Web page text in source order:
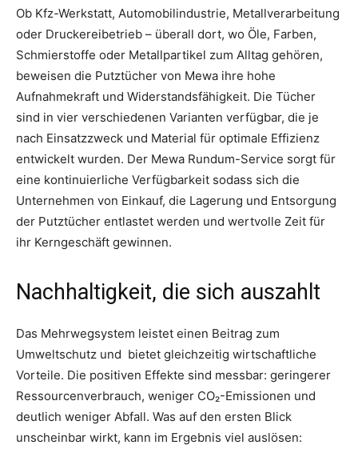
Ob Kfz-Werkstatt, Automobilindustrie, Metallverarbeitung
oder Druckereibetrieb – überall dort, wo Öle, Farben,
Schmierstoffe oder Metallpartikel zum Alltag gehören,
beweisen die Putztücher von Mewa ihre hohe
Aufnahmekraft und Widerstandsfähigkeit. Die Tücher
sind in vier verschiedenen Varianten verfügbar, die je
nach Einsatzzweck und Material für optimale Effizienz
entwickelt wurden. Der Mewa Rundum-Service sorgt für
eine kontinuierliche Verfügbarkeit sodass sich die
Unternehmen von Einkauf, die Lagerung und Entsorgung
der Putztücher entlastet werden und wertvolle Zeit für
ihr Kerngeschäft gewinnen.
Nachhaltigkeit, die sich auszahlt
Das Mehrwegsystem leistet einen Beitrag zum
Umweltschutz und bietet gleichzeitig wirtschaftliche
Vorteile. Die positiven Effekte sind messbar: geringerer
Ressourcenverbrauch, weniger CO₂-Emissionen und
deutlich weniger Abfall. Was auf den ersten Blick
unscheinbar wirkt, kann im Ergebnis viel auslösen: